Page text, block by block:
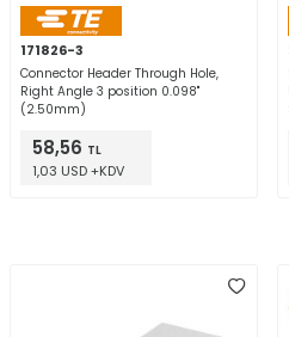
171826-3
Connector Header Through Hole,
Right Angle 3 position 0.098"
(2.50mm)
58,56 TL
1,03 USD +KDV